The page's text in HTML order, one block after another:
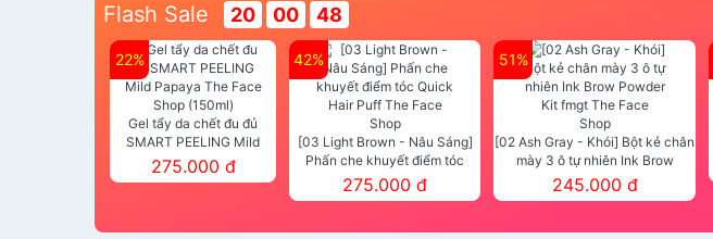
Flash Sale 20 00 47
22%
Gel tẩy da chết đu đủ
SMART PEELING Mild
Papaya The Face Shop
(150ml)
275.000 đ
42%
[03 Light Brown - Nâu Sáng]
Phấn che khuyết điểm tóc
Quick Hair Puff The Face Shop
275.000 đ
51%
[02 Ash Gray - Khói] Bột kẻ chân
mày 3 ô tự nhiên Ink Brow
Powder Kit fmgt The Face Shop
245.000 đ